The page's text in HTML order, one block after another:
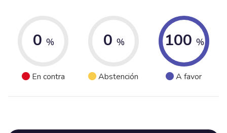
0 %
En contra
0 %
Abstención
100 %
A favor